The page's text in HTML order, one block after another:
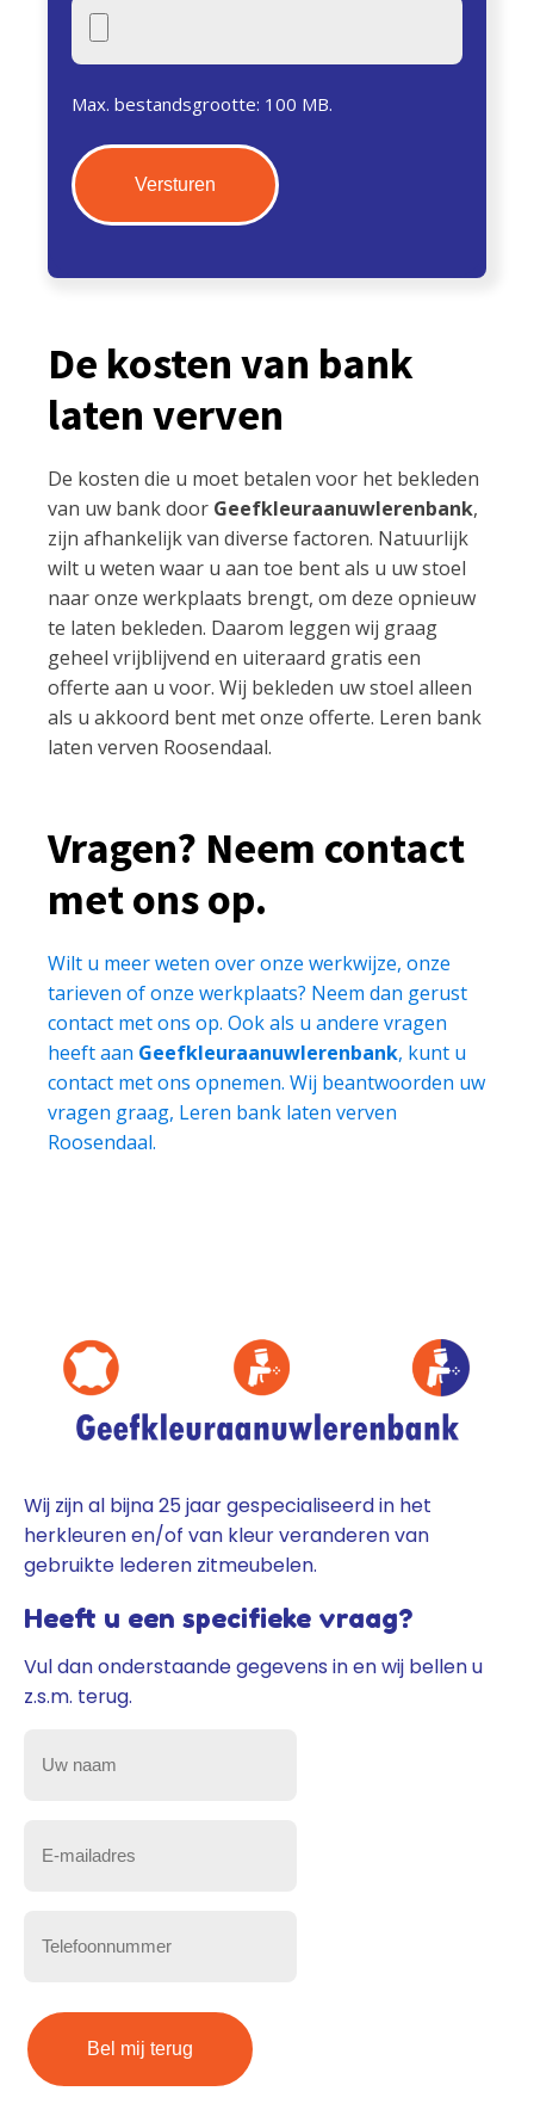
Max. bestandsgrootte: 100 MB.
De kosten van bank
laten verven
De kosten die u moet betalen voor het bekleden
van uw bank door Geefkleuraanuwlerenbank,
zijn afhankelijk van diverse factoren. Natuurlijk
wilt u weten waar u aan toe bent als u uw stoel
naar onze werkplaats brengt, om deze opnieuw
te laten bekleden. Daarom leggen wij graag
geheel vrijblijvend en uiteraard gratis een
offerte aan u voor. Wij bekleden uw stoel alleen
als u akkoord bent met onze offerte. Leren bank
laten verven Roosendaal.
Vragen? Neem contact
met ons op.
Wilt u meer weten over onze werkwijze, onze
tarieven of onze werkplaats? Neem dan gerust
contact met ons op. Ook als u andere vragen
heeft aan Geefkleuraanuwlerenbank, kunt u
contact met ons opnemen. Wij beantwoorden uw
vragen graag, Leren bank laten verven
Roosendaal.
Wij zijn al bijna 25 jaar gespecialiseerd in het
herkleuren en/of van kleur veranderen van
gebruikte lederen zitmeubelen.
Heeft u een specifieke vraag?
Vul dan onderstaande gegevens in en wij bellen u
z.s.m. terug.
Uw
Telefoonnummer